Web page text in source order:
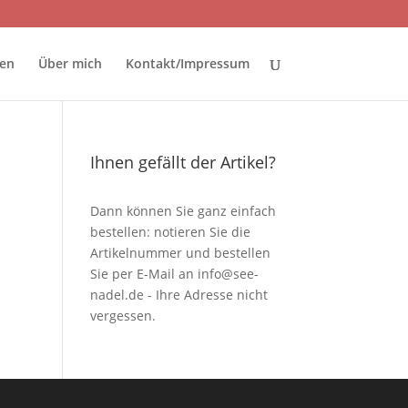
Über mich Kontakt/Impressum
Ihnen gefällt der Artikel?
Dann können Sie ganz einfach
bestellen: notieren Sie die
Artikelnummer und bestellen
Sie per E-Mail an info@see-
nadel.de - Ihre Adresse nicht
vergessen.